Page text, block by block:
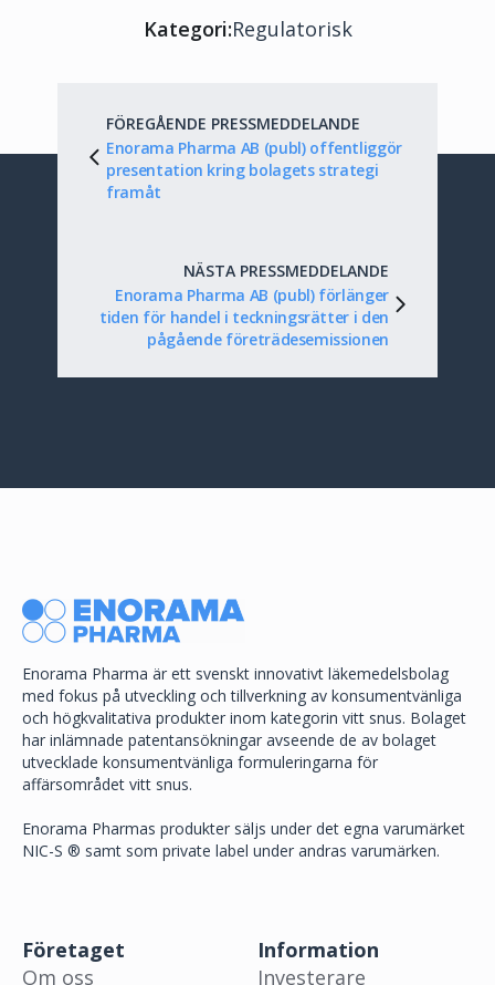
Kategori:Regulatorisk
FÖREGÅENDE PRESSMEDDELANDE
Enorama Pharma AB (publ) offentliggör
presentation kring bolagets strategi
framåt
NÄSTA PRESSMEDDELANDE
Enorama Pharma AB (publ) förlänger
tiden för handel i teckningsrätter i den
pågående företrädesemissionen
Enorama Pharma är ett svenskt innovativt läkemedelsbolag
med fokus på utveckling och tillverkning av konsumentvänliga
och högkvalitativa produkter inom kategorin vitt snus. Bolaget
har inlämnade patentansökningar avseende de av bolaget
utvecklade konsumentvänliga formuleringarna för
affärsområdet vitt snus.
Enorama Pharmas produkter säljs under det egna varumärket
NIC-S ® samt som private label under andras varumärken.
Företaget
Om oss
Information
Investerare